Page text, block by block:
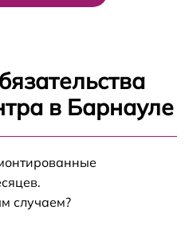
в Барнауле
случаем?